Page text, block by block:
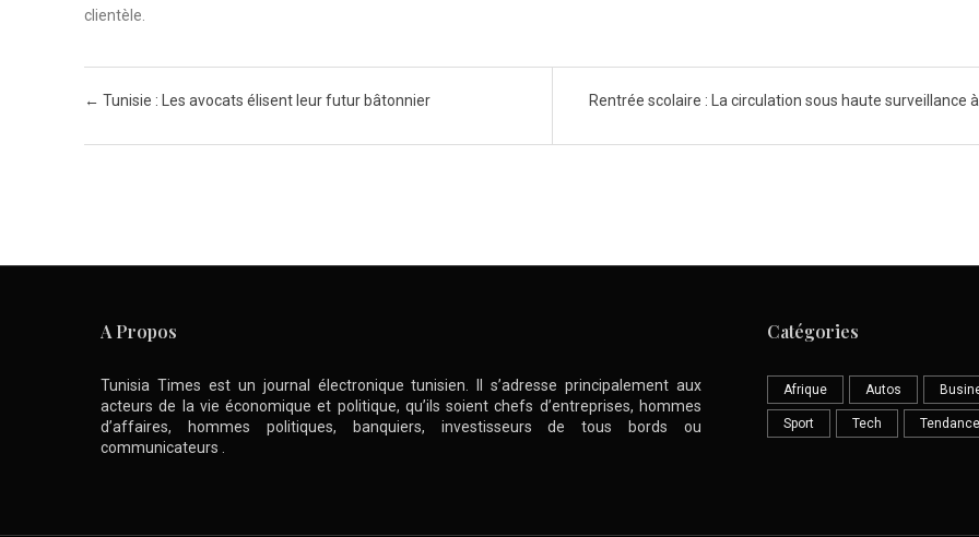
clientèle.
Post navigation
← Tunisie : Les avocats élisent leur futur bâtonnier
Rentrée scolaire : La circulation sous haute surveillance
A Propos
Tunisia Times est un journal électronique tunisien. Il s’adresse principalement aux
acteurs de la vie économique et politique, qu’ils soient chefs d’entreprises, hommes
d’affaires, hommes politiques, banquiers, investisseurs de tous bords ou
communicateurs .
Catégories
Afrique Autos
Sport Tech Tendance